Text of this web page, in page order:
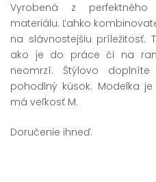
Vyrobená z
materiálu. Ľahko
na slávnostejšiu príležitosť.
ako je do práce či na
neomrzí. Štýlovo
pohodlný kúsok. Modelka
má veľkosť M.
Doručenie ihneď.